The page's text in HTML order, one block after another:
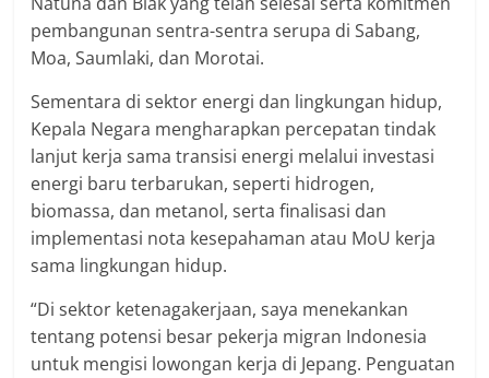
pembangunan sentra-sentra serupa di Sabang,
Moa, Saumlaki, dan Morotai.
Sementara di sektor energi dan lingkungan hidup,
Kepala Negara mengharapkan percepatan tindak
lanjut kerja sama transisi energi melalui investasi
energi baru terbarukan, seperti hidrogen,
biomassa, dan metanol, serta finalisasi dan
implementasi nota kesepahaman atau MoU kerja
sama lingkungan hidup.
“Di sektor ketenagakerjaan, saya menekankan
tentang potensi besar pekerja migran Indonesia
untuk mengisi lowongan kerja di Jepang. Penguatan